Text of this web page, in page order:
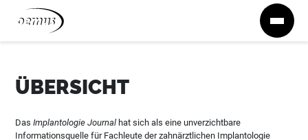
Zum Inhalt springen
ÜBERSICHT
DasImplantologie Journal hat sich als eine unverzichtbare
Informationsquelle für Fachleute der zahnärztlichen Implantologie